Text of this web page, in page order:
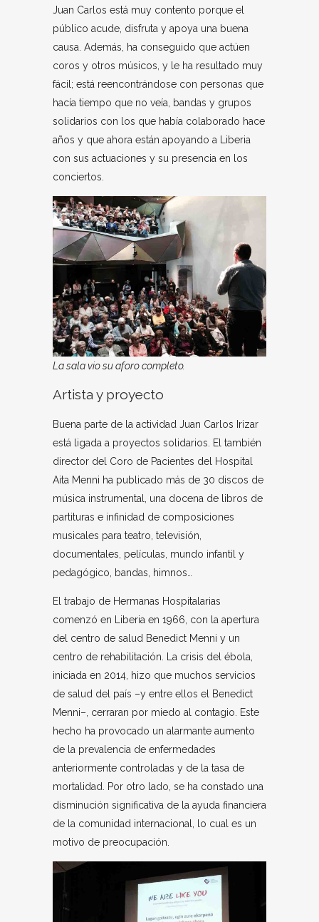
Juan Carlos está muy contento porque el
público acude, disfruta y apoya una buena
causa. Además, ha conseguido que actúen
coros y otros músicos, y le ha resultado muy
fácil; está reencontrándose con personas que
hacía tiempo que no veía, bandas y grupos
solidarios con los que había colaborado hace
años y que ahora están apoyando a Liberia
con sus actuaciones y su presencia en los
conciertos.
La sala vio su aforo completo.
Artista y proyecto
Buena parte de la actividad Juan Carlos Irizar
está ligada a proyectos solidarios. El también
director del Coro de Pacientes del Hospital
Aita Menni ha publicado más de 30 discos de
música instrumental, una docena de libros de
partituras e infinidad de composiciones
musicales para teatro, televisión,
documentales, películas, mundo infantil y
pedagógico, bandas, himnos…
El trabajo de Hermanas Hospitalarias
comenzó en Liberia en 1966, con la apertura
del centro de salud Benedict Menni y un
centro de rehabilitación. La crisis del ébola,
iniciada en 2014, hizo que muchos servicios
de salud del país –y entre ellos el Benedict
Menni–, cerraran por miedo al contagio. Este
hecho ha provocado un alarmante aumento
de la prevalencia de enfermedades
anteriormente controladas y de la tasa de
mortalidad. Por otro lado, se ha constado una
disminución significativa de la ayuda financiera
de la comunidad internacional, lo cual es un
motivo de preocupación.